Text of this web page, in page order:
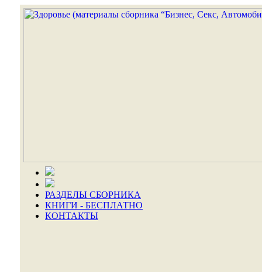
РАЗДЕЛЫ СБОРНИКА
КНИГИ - БЕСПЛАТНО
КОНТАКТЫ